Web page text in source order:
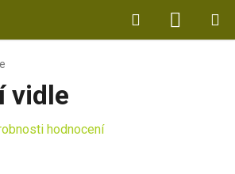
Hledat
KOŠÍK
vidle
hodnocení